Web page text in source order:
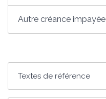
Autre créance impayée
Textes de référence